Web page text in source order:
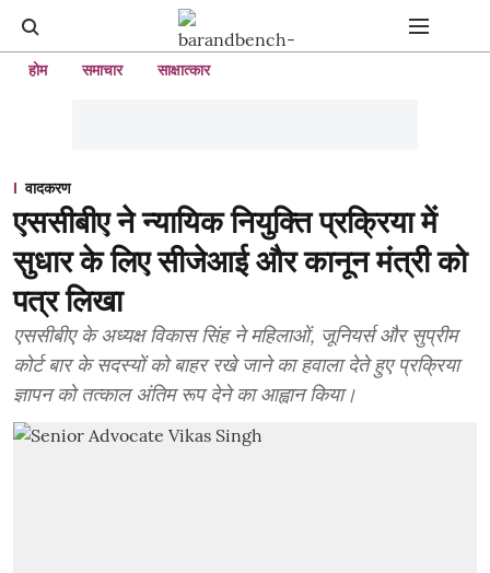
होम समाचार साक्षात्कार
वादकरण
एससीबीए ने न्यायिक नियुक्ति प्रक्रिया में
सुधार के लिए सीजेआई और कानून मंत्री को
पत्र लिखा
एससीबीए के अध्यक्ष विकास सिंह ने महिलाओं, जूनियर्स और सुप्रीम
कोर्ट बार के सदस्यों को बाहर रखे जाने का हवाला देते हुए प्रक्रिया
ज्ञापन को तत्काल अंतिम रूप देने का आह्वान किया।